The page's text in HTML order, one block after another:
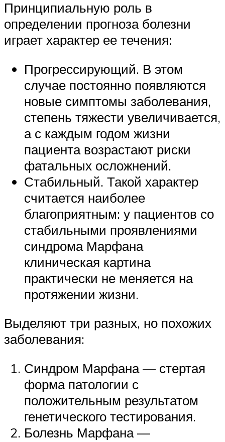
Принципиальную роль в
определении прогноза болезни
играет характер ее течения:
Прогрессирующий. В этом
случае постоянно появляются
новые симптомы заболевания,
степень тяжести увеличивается,
а с каждым годом жизни
пациента возрастают риски
фатальных осложнений.
Стабильный. Такой характер
считается наиболее
благоприятным: у пациентов со
стабильными проявлениями
синдрома Марфана
клиническая картина
практически не меняется на
протяжении жизни.
Выделяют три разных, но похожих
заболевания:
Синдром Марфана — стертая
форма патологии с
положительным результатом
генетического тестирования.
Болезнь Марфана —